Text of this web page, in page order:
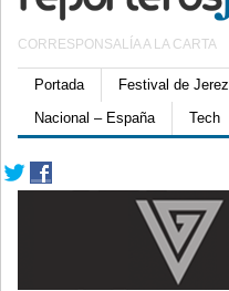
CORRESPONSALÍA A LA CARTA
Portada Festival de Jerez
Nacional – España
Tech